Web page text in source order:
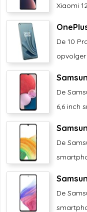
Xiaomi
De 10
opvolger
De
6,6 inch
De
De